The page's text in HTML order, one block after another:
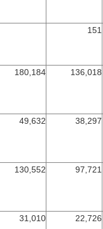
151
180,184 136,018
49,632 38,297
130,552 97,721
31,010 22,726